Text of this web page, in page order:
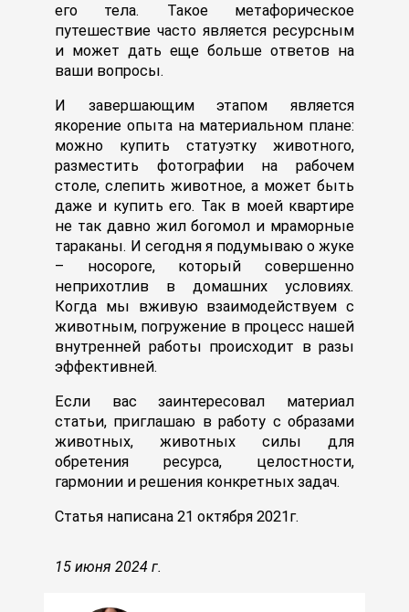
его тела. Такое метафорическое
путешествие часто является ресурсным
и может дать еще больше ответов на
ваши вопросы.
И завершающим этапом является
якорение опыта на материальном плане:
можно купить статуэтку животного,
разместить фотографии на рабочем
столе, слепить животное, а может быть
даже и купить его. Так в моей квартире
не так давно жил богомол и мраморные
тараканы. И сегодня я подумываю о жуке
– носороге, который совершенно
неприхотлив в домашних условиях.
Когда мы вживую взаимодействуем с
животным, погружение в процесс нашей
внутренней работы происходит в разы
эффективней.
Если вас заинтересовал материал
статьи, приглашаю в работу с образами
животных, животных силы для
обретения ресурса, целостности,
гармонии и решения конкретных задач.
Статья написана 21 октября 2021г.
15 июня 2024 г.